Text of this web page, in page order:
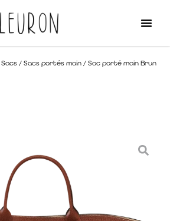
Sacs / Sacs portés main / Sac porté main Brun